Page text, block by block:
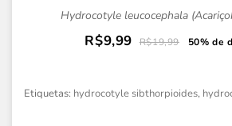
Hydrocotyle leucocephala
R$9,99 R$19,99 50% de
Etiquetas: hydrocotyle sibthorpioides,